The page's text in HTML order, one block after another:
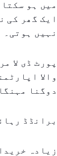
میں ہو
نہیں ہوتی۔
پورٹ ڈی لا
والا
دوگنا
برانڈڈ
زیادہ